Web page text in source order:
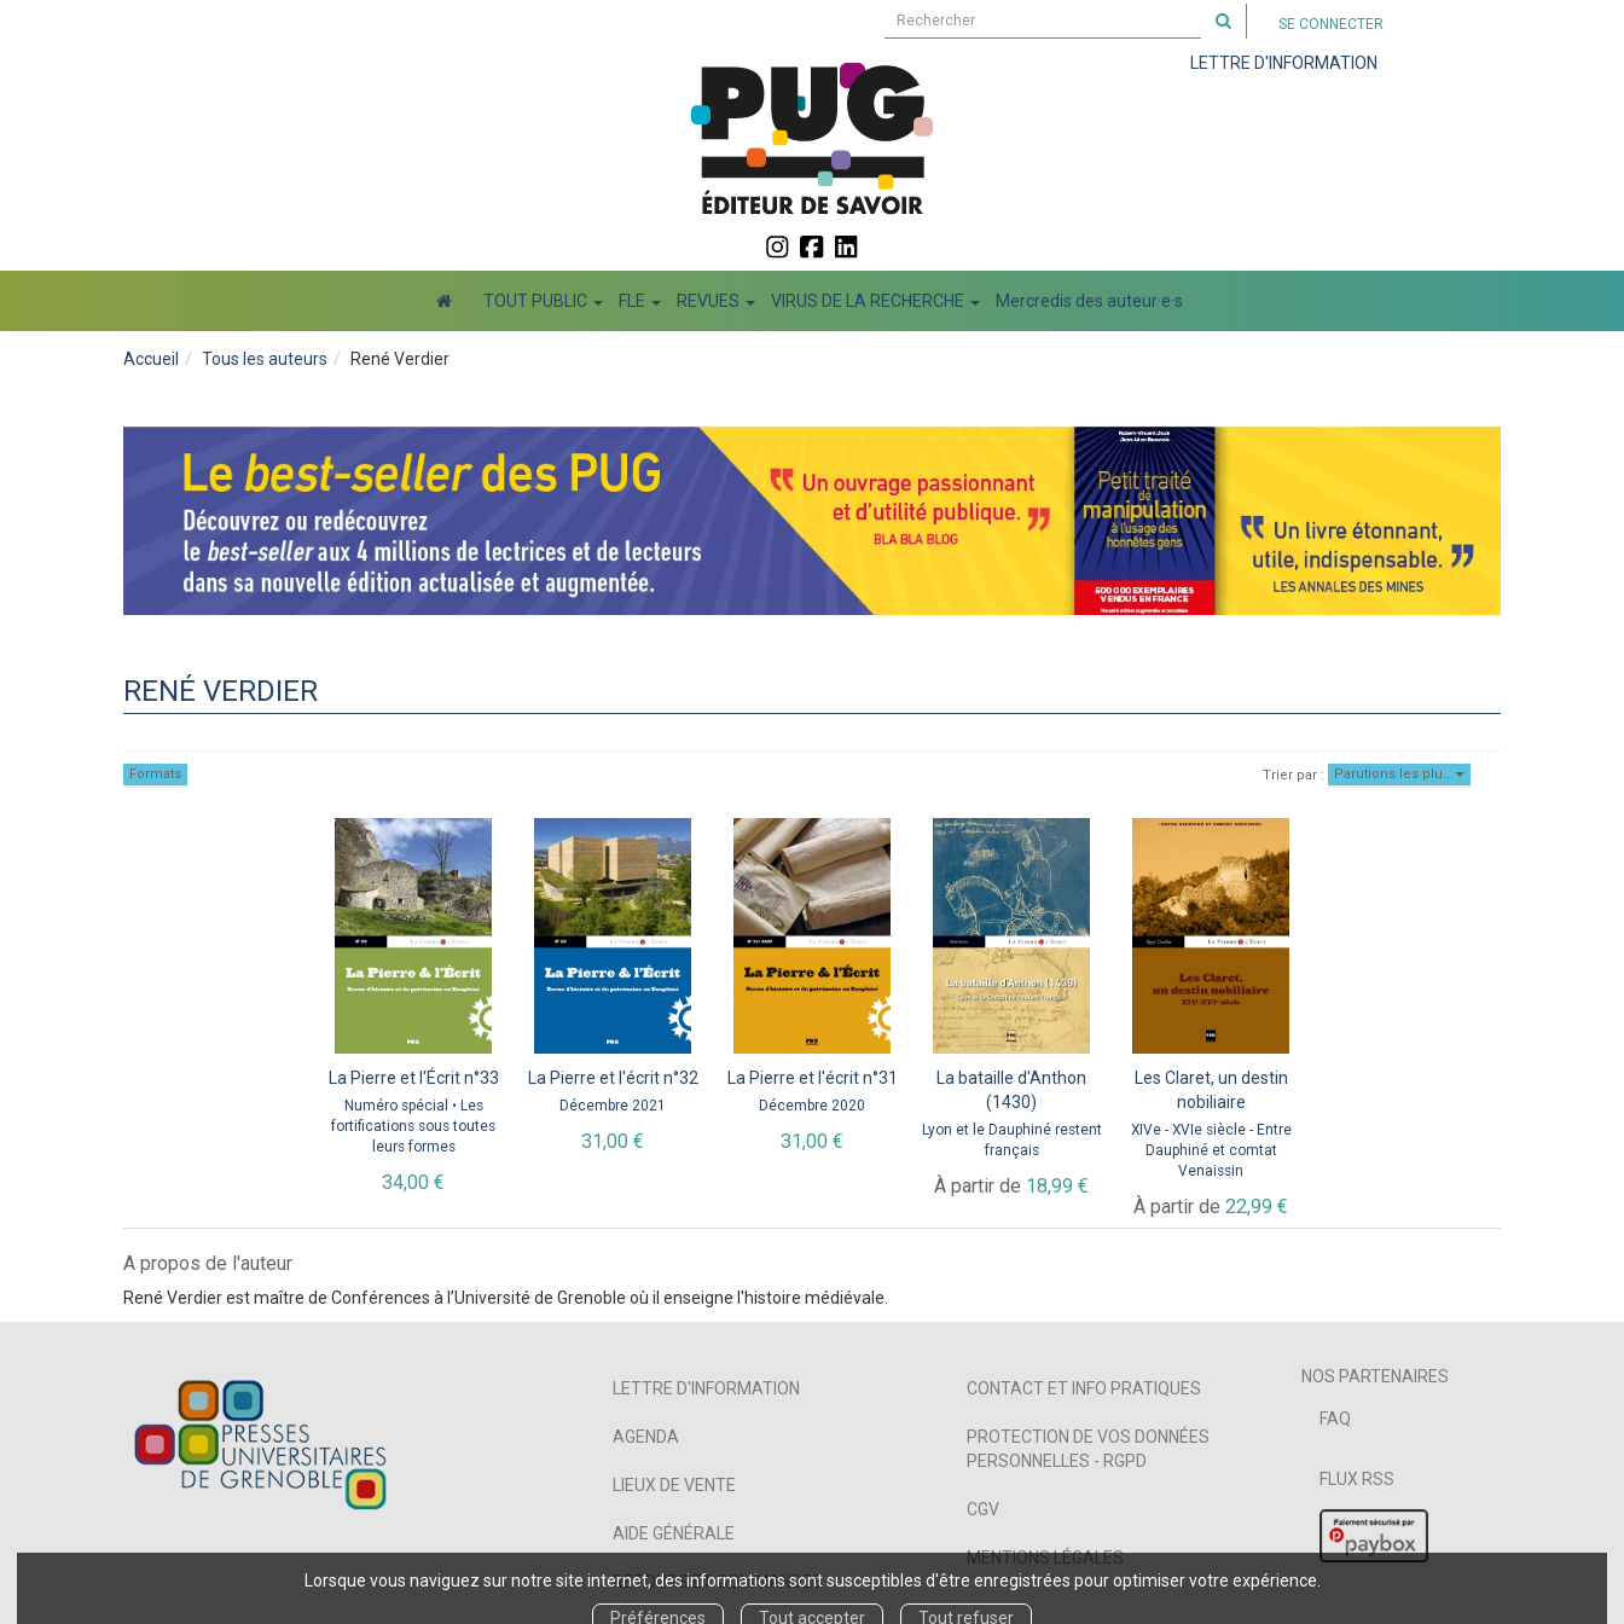
Lorsque vous naviguez sur notre site internet, des informations sont susceptibles d'être enregistrées pour optimiser votre expérience.
Préférences
Tout accepter Tout refuser
Rechercher
sur
le
SE CONNECTER
LETTRE D'INFORMATION
TOUT PUBLIC FLE REVUES VIRUS DE LA RECHERCHE Mercredis des auteur·e·s
Accueil Tous les auteurs René Verdier
RENÉ VERDIER
Formats Trier par : Parutions les plu…
La Pierre et l'Écrit n°33
Numéro spécial • Les
fortifications sous toutes
leurs formes
34,00 €
La Pierre et l'écrit n°32
Décembre 2021
31,00 €
La Pierre et l'écrit n°31
Décembre 2020
31,00 €
La bataille d'Anthon
(1430)
Lyon et le Dauphiné restent
français
À partir de 18,99 €
Les Claret, un destin
nobiliaire
XIVe - XVIe siècle - Entre
Dauphiné et comtat
Venaissin
À partir de 22,99 €
A propos de l'auteur
René Verdier est maître de Conférences à l’Université de Grenoble où il enseigne l'histoire médiévale.
LETTRE D'INFORMATION
AGENDA
LIEUX DE VENTE
AIDE GÉNÉRALE
RETOURS ET COMMANDES
CONTACT ET INFO PRATIQUES
PROTECTION DE VOS DONNÉES
PERSONNELLES - RGPD
CGV
MENTIONS LÉGALES
NOS PARTENAIRES
FAQ
FLUX RSS